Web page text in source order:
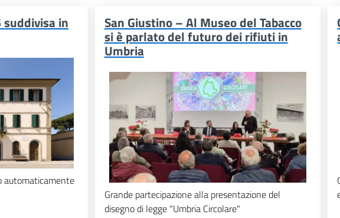
suddivisa in
automaticamente
San Giustino – Al Museo del Tabacco
si è parlato del futuro dei rifiuti in
Umbria
Grande partecipazione alla presentazione del
disegno di legge "Umbria Circolare"